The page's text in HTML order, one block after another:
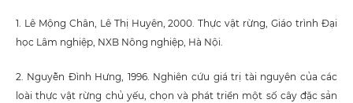
1. Lê Mộng Chân, Lê Thị Huyên, 2000. Thực vật rừng, Giáo trình Đại
học Lâm nghiệp, NXB Nông nghiệp, Hà Nội.
2. Nguyễn Đình Hưng, 1996. Nghiên cứu giá trị tài nguyên của các
loài thực vật rừng chủ yếu, chọn và phát triển một số cây đặc sản